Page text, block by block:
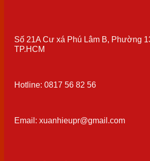
Số 21A Cư xá Phú Lâm B, Phường
TP.HCM
Hotline: 0817 56 82 56
Email: xuanhieupr@gmail.com